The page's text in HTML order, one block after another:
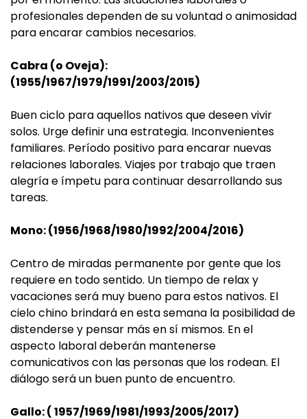
profesionales dependen de su voluntad o animosidad
para encarar cambios necesarios.
Cabra (o Oveja):
(1955/1967/1979/1991/2003/2015)
Buen ciclo para aquellos nativos que deseen vivir
solos. Urge definir una estrategia. Inconvenientes
familiares. Período positivo para encarar nuevas
relaciones laborales. Viajes por trabajo que traen
alegría e ímpetu para continuar desarrollando sus
tareas.
Mono: (1956/1968/1980/1992/2004/2016)
Centro de miradas permanente por gente que los
requiere en todo sentido. Un tiempo de relax y
vacaciones será muy bueno para estos nativos. El
cielo chino brindará en esta semana la posibilidad de
distenderse y pensar más en sí mismos. En el
aspecto laboral deberán mantenerse
comunicativos con las personas que los rodean. El
diálogo será un buen punto de encuentro.
Gallo: ( 1957/1969/1981/1993/2005/2017)